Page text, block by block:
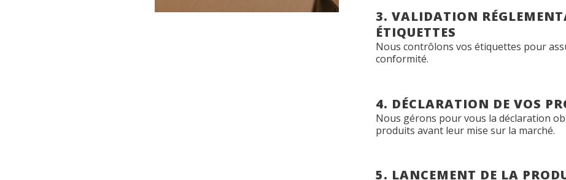
3. VALIDATION
ÉTIQUETTES
Nous contrôlons vos étiquettes pour
conformité.
4. DÉCLARATION DE VOS
Nous gérons pour vous la déclaration
produits avant leur mise sur la marché.
5. LANCEMENT DE LA